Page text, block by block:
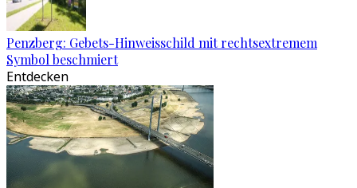
Penzberg: Gebets-Hinweisschild mit rechtsextremem
Symbol beschmiert
Entdecken